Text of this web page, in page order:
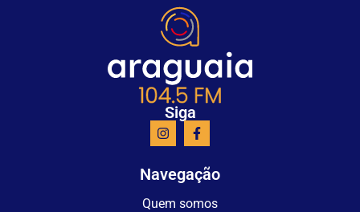
Siga
Navegação
Quem somos